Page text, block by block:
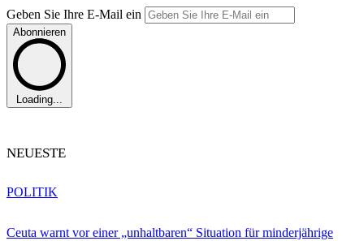
Geben Sie Ihre E-Mail ein
Abonnieren
Loading...
NEUESTE
Ceuta warnt vor einer „unhaltbaren“ Situation für minderjährige
POLITIK